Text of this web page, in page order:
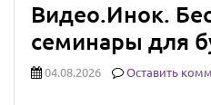
Видео.Инок.
семинары для
04.08.2026 Оставить